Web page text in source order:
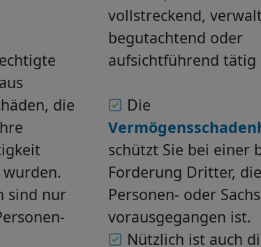
die
sind nur
vollstreckend,
begutachtend oder
aufsichtführend tätig
Die
schützt Sie bei einer
Forderung Dritter,
Personen- oder
vorausgegangen ist.
Nützlich ist auch